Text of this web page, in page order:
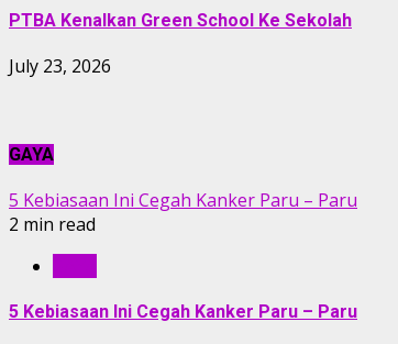
PTBA Kenalkan Green School Ke Sekolah
July 23, 2026
GAYA
5 Kebiasaan Ini Cegah Kanker Paru – Paru
2 min read
5 Kebiasaan Ini Cegah Kanker Paru – Paru